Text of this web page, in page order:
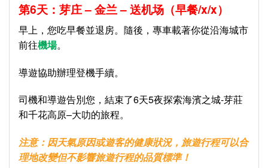
第6天：芽庄–金兰–送机场（早餐/x/x）
早上，您吃早餐並退房。隨後，專車載著你從沿海城市
前往機場。
導遊協助辦理登機手續。
司機和導遊告別您，結束了6天5夜探索海濱之城-芽莊
和千花高原–大叻的旅程。
注意：因天氣原因或遊客的健康狀況，旅遊行程可以合
理地改變但不影響旅遊行程的品質標準！